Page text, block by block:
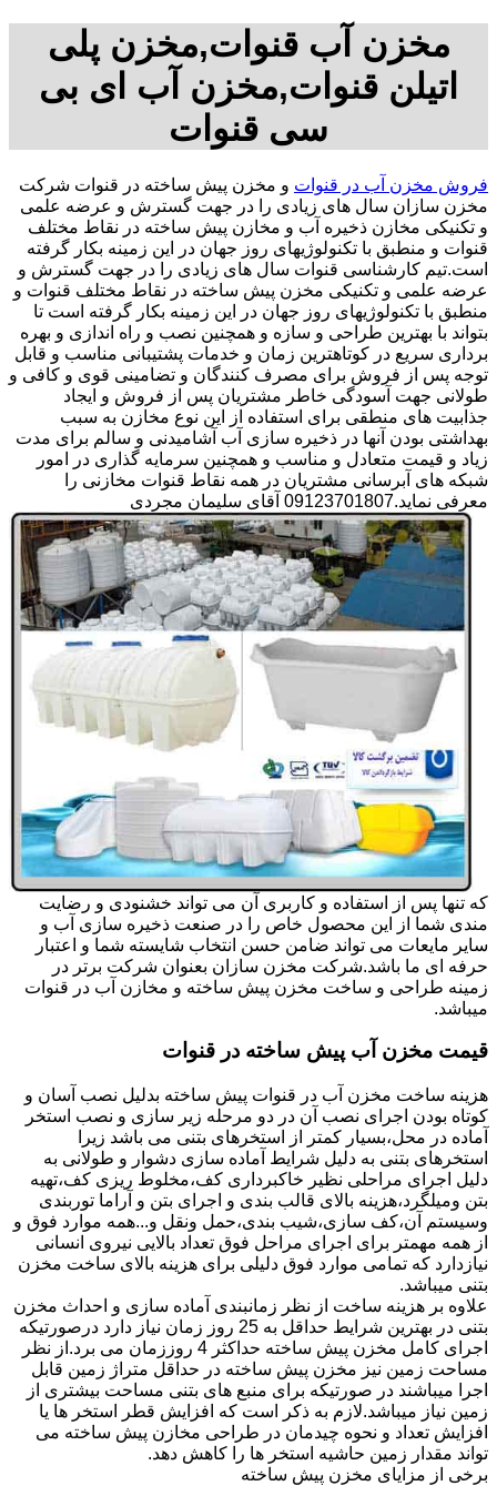
مخزن آب قنوات,مخزن پلی
اتیلن قنوات,مخزن آب ای بی
سی قنوات
فروش مخزن آب در قنوات و مخزن پیش ساخته در قنوات شرکت
مخزن سازان سال های زیادی را در جهت گسترش و عرضه علمی
و تکنیکی مخازن ذخیره آب و مخازن پیش ساخته در نقاط مختلف
قنوات و منطبق با تکنولوژیهای روز جهان در این زمینه بکار گرفته
است.تیم کارشناسی قنوات سال های زیادی را در جهت گسترش و
عرضه علمی و تکنیکی مخزن پیش ساخته در نقاط مختلف قنوات و
منطبق با تکنولوژیهای روز جهان در این زمینه بکار گرفته است تا
بتواند با بهترین طراحی و سازه و همچنین نصب و راه اندازی و بهره
برداری سریع در کوتاهترین زمان و خدمات پشتیبانی مناسب و قابل
توجه پس از فروش برای مصرف کنندگان و تضامینی قوی و کافی و
طولانی جهت آسودگی خاطر مشتریان پس از فروش و ایجاد
جذابیت های منطقی برای استفاده از این نوع مخازن به سبب
بهداشتی بودن آنها در ذخیره سازی آب آشامیدنی و سالم برای مدت
زیاد و قیمت متعادل و مناسب و همچنین سرمایه گذاری در امور
شبکه های آبرسانی مشتریان در همه نقاط قنوات مخازنی را
معرفی نماید.09123701807 آقای سلیمان مجردی
که تنها پس از استفاده و کاربری آن می تواند خشنودی و رضایت
مندی شما از این محصول خاص را در صنعت ذخیره سازی آب و
سایر مایعات می تواند ضامن حسن انتخاب شایسته شما و اعتبار
حرفه ای ما باشد.شرکت مخزن سازان بعنوان شرکت برتر در
زمینه طراحی و ساخت مخزن پیش ساخته و مخازن آب در قنوات
میباشد.
قیمت مخزن آب پیش ساخته در قنوات
هزینه ساخت مخزن آب در قنوات پیش ساخته بدلیل نصب آسان و
کوتاه بودن اجرای نصب آن در دو مرحله زیر سازی و نصب استخر
آماده در محل،بسیار کمتر از استخرهای بتنی می باشد زیرا
استخرهای بتنی به دلیل شرایط آماده سازی دشوار و طولانی به
دلیل اجرای مراحلی نظیر خاکبرداری کف،مخلوط ریزی کف،تهیه
بتن ومیلگرد،هزینه بالای قالب بندی و اجرای بتن و آراما توربندی
وسیستم آن،کف سازی،شیب بندی،حمل ونقل و...همه موارد فوق و
از همه مهمتر برای اجرای مراحل فوق تعداد بالایی نیروی انسانی
نیازدارد که تمامی موارد فوق دلیلی برای هزینه بالای ساخت مخزن
بتنی میباشد.
علاوه بر هزینه ساخت از نظر زمانبندی آماده سازی و احداث مخزن
بتنی در بهترین شرایط حداقل به 25 روز زمان نیاز دارد درصورتیکه
اجرای کامل مخزن پیش ساخته حداکثر 4 روززمان می برد.از نظر
مساحت زمین نیز مخزن پیش ساخته در حداقل متراژ زمین قابل
اجرا میباشند در صورتیکه برای منبع های بتنی مساحت بیشتری از
زمین نیاز میباشد.لازم به ذکر است که افزایش قطر استخر ها یا
افزایش تعداد و نحوه چیدمان در طراحی مخازن پیش ساخته می
تواند مقدار زمین حاشیه استخر ها را کاهش دهد.
برخی از مزایای مخزن پیش ساخته